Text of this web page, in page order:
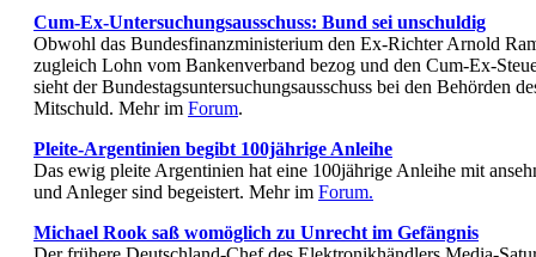
Cum-Ex-Untersuchungsausschuss: Bund sei unschuldig
Obwohl das Bundesfinanzministerium den Ex-Richter Arnold
zugleich Lohn vom Bankenverband bezog und den Cum-Ex-
sieht der Bundestagsuntersuchungsausschuss bei den Behörden
Mitschuld. Mehr im Forum.
Pleite-Argentinien begibt 100jährige Anleihe
Das ewig pleite Argentinien hat eine 100jährige Anleihe mit
und Anleger sind begeistert. Mehr im Forum.
Michael Rook saß womöglich zu Unrecht im Gefängnis